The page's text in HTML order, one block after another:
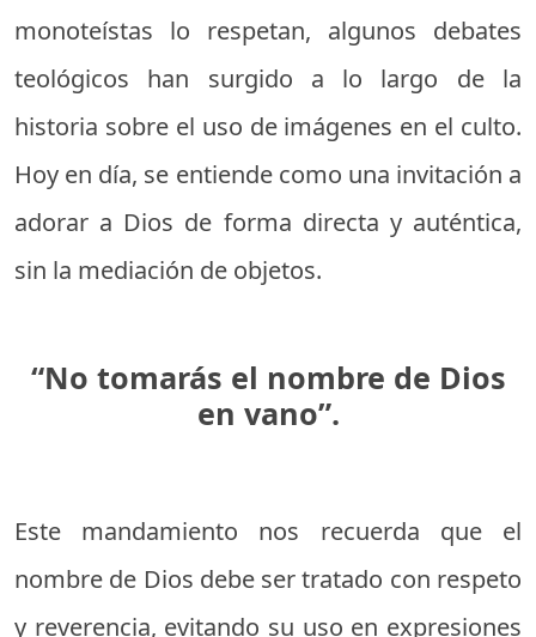
monoteístas lo respetan, algunos debates
teológicos han surgido a lo largo de la
historia sobre el uso de imágenes en el culto.
Hoy en día, se entiende como una invitación a
adorar a Dios de forma directa y auténtica,
sin la mediación de objetos.
“No tomarás el nombre de Dios
en vano”.
Este mandamiento nos recuerda que el
nombre de Dios debe ser tratado con respeto
y reverencia, evitando su uso en expresiones